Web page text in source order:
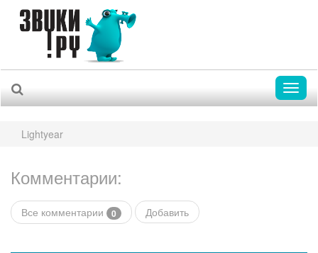
Lightyear
Комментарии:
Все комментарии 0 Добавить